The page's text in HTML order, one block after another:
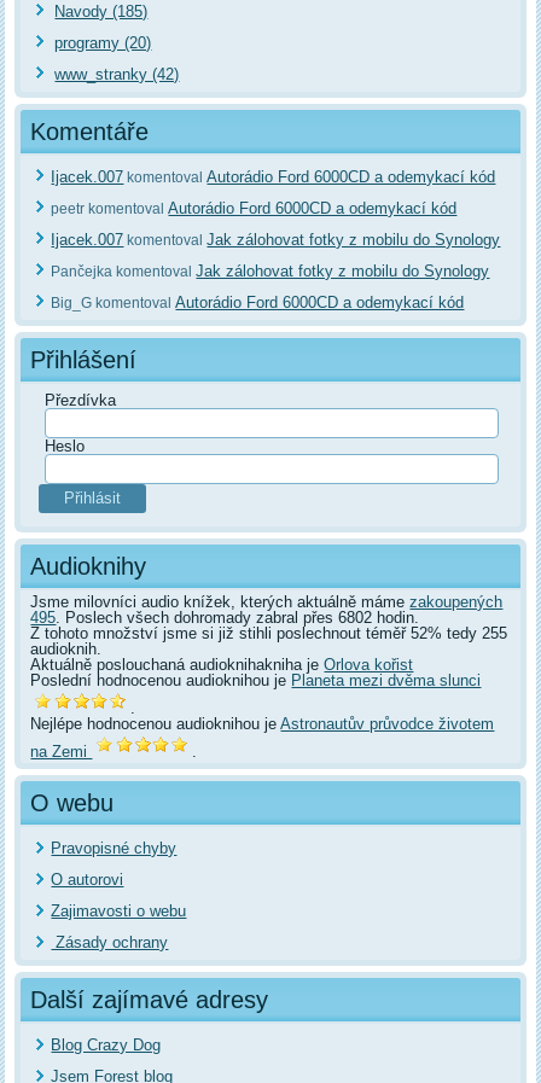
Navody (185)
programy (20)
www_stranky (42)
Komentáře
Ijacek.007 komentovalAutorádio Ford 6000CD a odemykací kód
peetr komentovalAutorádio Ford 6000CD a odemykací kód
Ijacek.007 komentovalJak zálohovat fotky z mobilu do Synology
Pančejka komentovalJak zálohovat fotky z mobilu do Synology
Big_G komentovalAutorádio Ford 6000CD a odemykací kód
Přihlášení
Přezdívka
Heslo
Audioknihy
Jsme milovníci audio knížek, kterých aktuálně mámezakoupených
495. Poslech všech dohromady zabral přes 6802 hodin.
Z tohoto množství jsme si již stihli poslechnout téměř 52% tedy 255
audioknih.
Aktuálně poslouchaná audioknihakniha jeOrlova kořist
Poslední hodnocenou audioknihou je Planeta mezi dvěma slunci
.
Nejlépe hodnocenou audioknihou jeAstronautův průvodce životem
na Zemi
.
O webu
Pravopisné chyby
O autorovi
Zajimavosti o webu
Zásady ochrany
Další zajímavé adresy
Blog Crazy Dog
Jsem Forest blog